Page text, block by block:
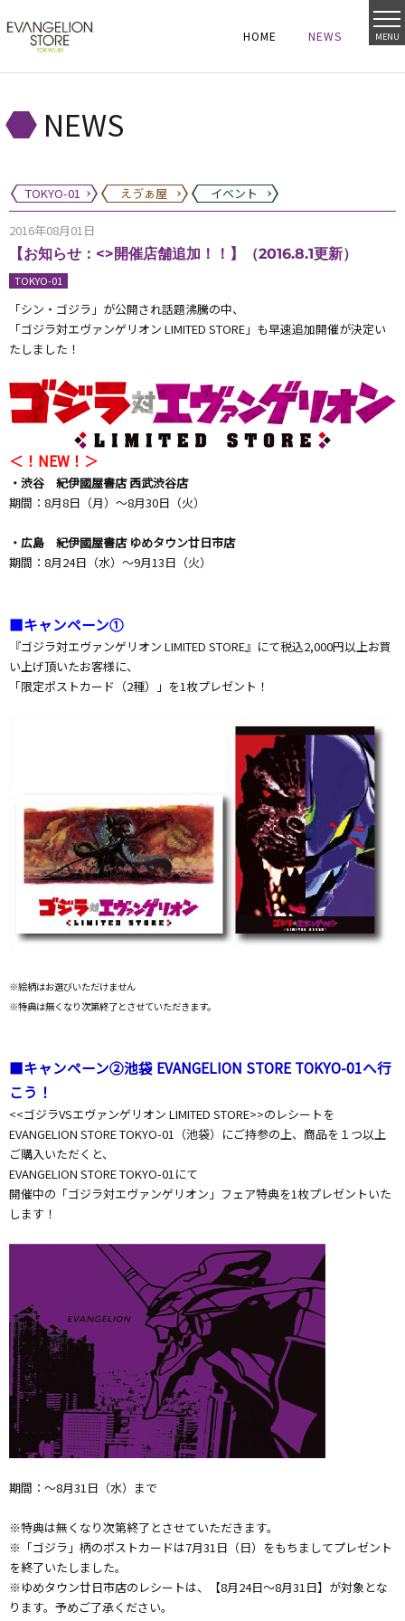
MENU
HOME
HOME NEWS
NEWS
NEWS
TOKYO-01 えゔぁ屋 イベント
2016年08月01日
【お知らせ：<>開催店舗追加！！】（2016.8.1更新）
TOKYO-01
「シン・ゴジラ」が公開され話題沸騰の中、
「ゴジラ対エヴァンゲリオン LIMITED STORE」も早速追加開催が決定い
たしました！
＜！NEW ！＞
・渋谷 紀伊國屋書店西武渋谷店
期間：8月8日（月）～8月30日（火）
・広島 紀伊國屋書店 ゆめタウン廿日市店
期間：8月24日（水）～9月13日（火）
■キャンペーン①
『ゴジラ対エヴァンゲリオン LIMITED STORE』にて税込2,000円以上お買
い上げ頂いたお客様に、
「限定ポストカード（2種）」を1枚プレゼント！
※絵柄はお選びいただけません
※特典は無くなり次第終了とさせていただきます。
■キャンペーン②池袋 EVANGELION STORE TOKYO-01へ行
こう！
<<ゴジラVSエヴァンゲリオン LIMITED STORE>>のレシートを
EVANGELION STORE TOKYO-01（池袋）にご持参の上、商品を１つ以上
ご購入いただくと、
EVANGELION STORE TOKYO-01にて
開催中の「ゴジラ対エヴァンゲリオン」フェア特典を1枚プレゼントいた
します！
期間：～8月31日（水）まで
※特典は無くなり次第終了とさせていただきます。
※「ゴジラ」柄のポストカードは7月31日（日）をもちましてプレゼント
を終了いたしました。
※ゆめタウン廿日市店のレシートは、【8月24日～8月31日】が対象とな
ります。予めご了承ください。